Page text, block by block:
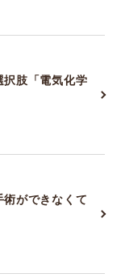
択肢「電気化学
ができなくて